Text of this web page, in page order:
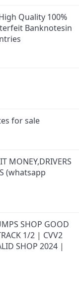
Quality 100%
Banknotesin
for sale
MONEY,DRIVERS
(‪whatsapp
SHOP GOOD
1/2 | CVV2
SHOP 2024 |